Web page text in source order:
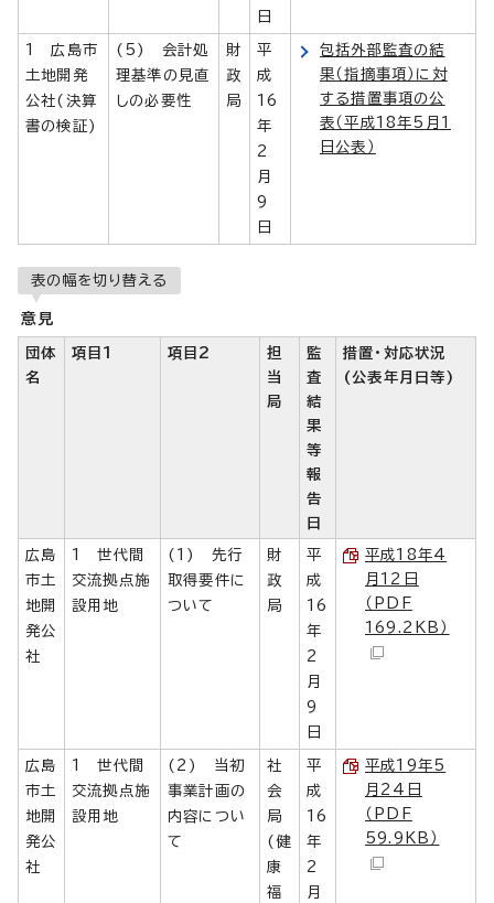
日
1 広島市
土地開発
公社(決算
書の検証)
(5) 会計処
理基準の見直
しの必要性
財
政
局
平
成
16
年
2
月
9
日
包括外部監査の結
果（指摘事項）に対
する措置事項の公
表（平成18年5月1
日公表）
表の幅を切り替える
意見
団体
名
項目1 項目2
担
当
局
監
査
結
果
等
報
告
日
措置・対応状況
(公表年月日等)
広島
市土
地開
発公
社
1 世代間
交流拠点施
設用地
(1) 先行
取得要件に
ついて
財
政
局
平
成
16
年
2
月
9
日
平成18年4
月12日
（PDF
169.2KB）
広島
市土
地開
発公
社
1 世代間
交流拠点施
設用地
(2) 当初
事業計画の
内容につい
て
社
会
局
(健
康
福
平
成
16
年
2
月
平成19年5
月24日
（PDF
59.9KB）